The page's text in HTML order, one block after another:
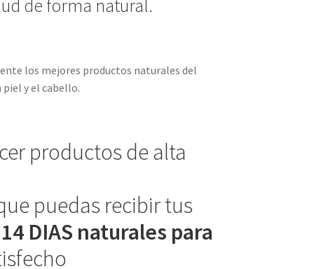
de forma natural.
los mejores productos naturales del
piel y el cabello.
productos de alta
puedas recibir tus
14 DIAS naturales para